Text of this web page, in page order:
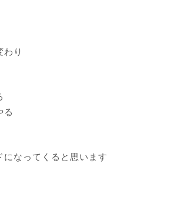
わり
る
になってくると思います